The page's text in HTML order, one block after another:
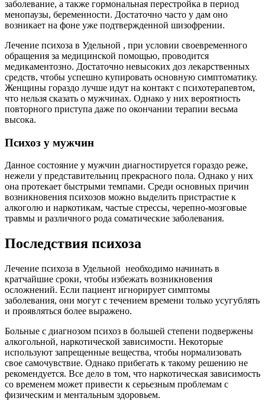
заболевание, а также гормональная перестройка в период
менопаузы, беременности. Достаточно часто у дам оно
возникает на фоне уже подтвержденной шизофрении.
Лечение психоза в Удельной , при условии своевременного
обращения за медицинской помощью, проводится
медикаментозно. Достаточно невысоких доз лекарственных
средств, чтобы успешно купировать основную симптоматику.
Женщины гораздо лучше идут на контакт с психотерапевтом,
что нельзя сказать о мужчинах. Однако у них вероятность
повторного приступа даже по окончании терапии весьма
высока.
Психоз у мужчин
Данное состояние у мужчин диагностируется гораздо реже,
нежели у представительниц прекрасного пола. Однако у них
она протекает быстрыми темпами. Среди основных причин
возникновения психозов можно выделить пристрастие к
алкоголю и наркотикам, частые стрессы, черепно-мозговые
травмы и различного рода соматические заболевания.
Последствия психоза
Лечение психоза в Удельной необходимо начинать в
кратчайшие сроки, чтобы избежать возникновения
осложнений. Если пациент игнорирует симптомы
заболевания, они могут с течением времени только усугублять
и проявляться более выражено.
Больные с диагнозом психоз в большей степени подвержены
алкогольной, наркотической зависимости. Некоторые
используют запрещенные вещества, чтобы нормализовать
свое самочувствие. Однако прибегать к такому решению не
рекомендуется. Все дело в том, что наркотическая зависимость
со временем может привести к серьезным проблемам с
физическим и ментальным здоровьем.